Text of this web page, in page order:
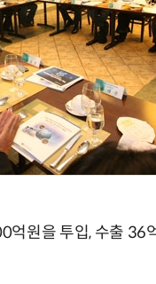
원을 투입, 수출 36